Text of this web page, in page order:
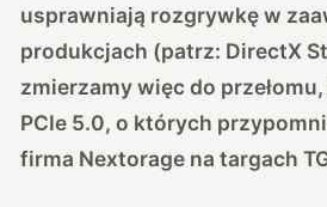
usprawniają rozgrywkę w
produkcjach (patrz: DirectX
zmierzamy więc do
PCIe 5.0, o których
firma Nextorage na targach